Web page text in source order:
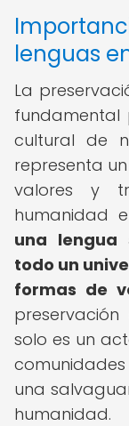
lenguas
La
fundamental
cultural de
representa
valores y
humanidad
una lengua
todo un
formas de
solo es un
una
humanidad.